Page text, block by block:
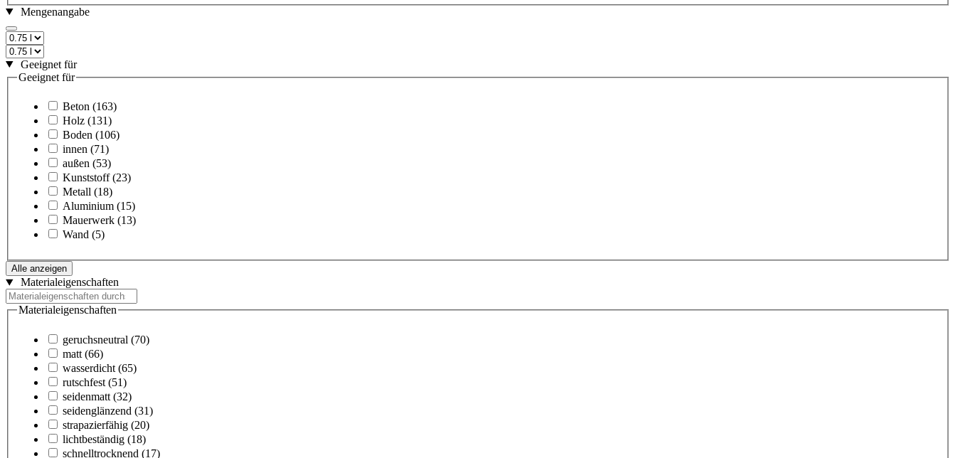
Mengenangabe
Geeignet für
Geeignet für
Beton (163)
Holz (131)
Boden (106)
innen (71)
außen (53)
Kunststoff (23)
Metall (18)
Aluminium (15)
Mauerwerk (13)
Wand (5)
Alle anzeigen
Materialeigenschaften
Materialeigenschaften
geruchsneutral (70)
matt (66)
wasserdicht (65)
rutschfest (51)
seidenmatt (32)
seidenglänzend (31)
strapazierfähig (20)
lichtbeständig (18)
schnelltrocknend (17)